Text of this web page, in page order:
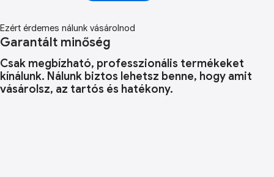
Ezért érdemes nálunk vásárolnod
Garantált minőség
Csak megbízható, professzionális termékeket
kínálunk. Nálunk biztos lehetsz benne, hogy amit
vásárolsz, az tartós és hatékony.